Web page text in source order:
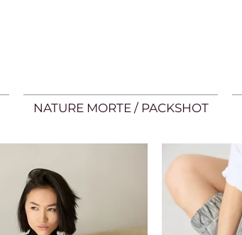
NATURE MORTE / PACKSHOT